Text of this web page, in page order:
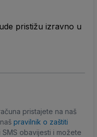
pristižu izravno u
pristajete na naš
pravilnik o zaštiti
obavijesti i možete